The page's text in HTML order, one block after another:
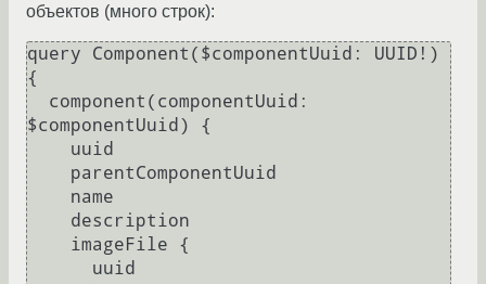
объектов (много строк):
query Component($componentUuid :
{
  component(componentUuid
:
$componentUuid) {
    imageFile
{